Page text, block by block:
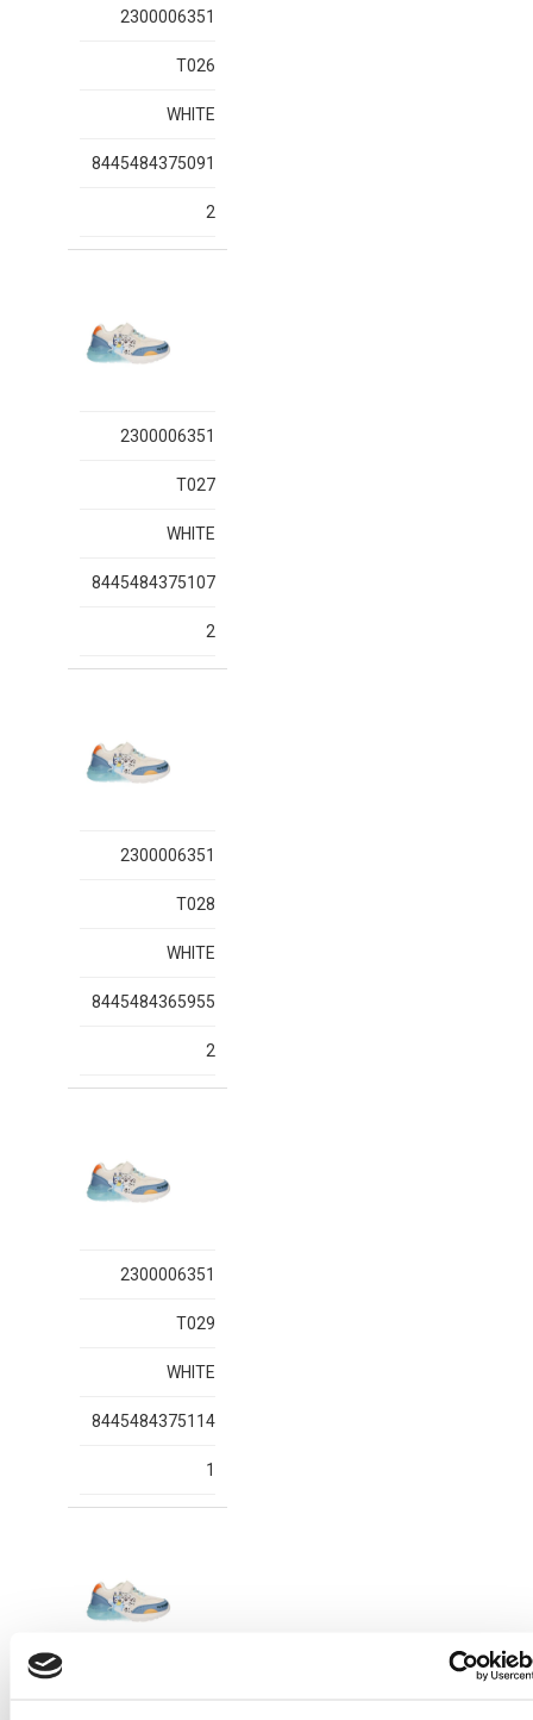
2300006351
T026
WHITE
8445484375091
2
2300006351
T027
WHITE
8445484375107
2
2300006351
T028
WHITE
8445484365955
2
2300006351
T029
WHITE
8445484375114
1